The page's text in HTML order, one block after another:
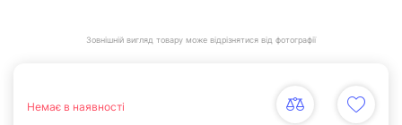
Зовнішній вигляд товару може відрізнятися від фотографії
Немає в наявності